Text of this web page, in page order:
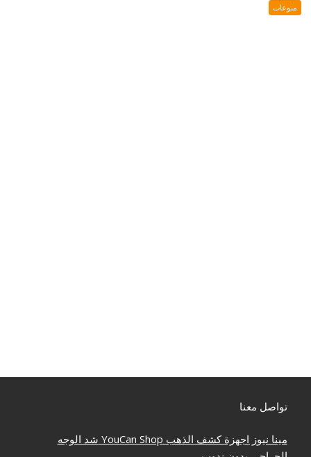
منوعات
تواصل معنا
مينا نيوز اجهزة كشف الذهب YouCan Shop شد الوجه